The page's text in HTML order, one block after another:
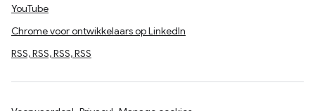
YouTube
Chrome voor ontwikkelaars op LinkedIn
RSS, RSS, RSS, RSS